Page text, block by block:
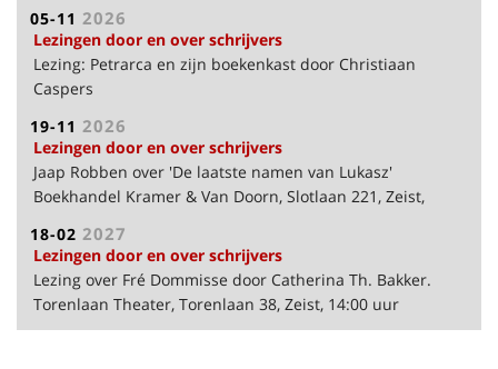
05-11 2026
Lezingen door en over schrijvers
Lezing: Petrarca en zijn boekenkast door Christiaan
Caspers
19-11 2026
Lezingen door en over schrijvers
Jaap Robben over 'De laatste namen van Lukasz'
Boekhandel Kramer & Van Doorn, Slotlaan 221, Zeist,
18-02 2027
Lezingen door en over schrijvers
Lezing over Fré Dommisse door Catherina Th. Bakker.
Torenlaan Theater, Torenlaan 38, Zeist, 14:00 uur